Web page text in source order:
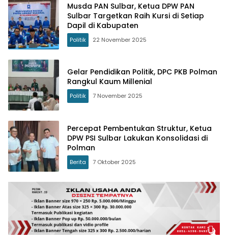
Musda PAN Sulbar, Ketua DPW PAN
Sulbar Targetkan Raih Kursi di Setiap
Dapil di Kabupaten
Politik 22 November 2025
Gelar Pendidikan Politik, DPC PKB Polman
Rangkul Kaum Millenial
Politik 7 November 2025
Percepat Pembentukan Struktur, Ketua
DPW PSI Sulbar Lakukan Konsolidasi di
Polman
Berita 7 Oktober 2025